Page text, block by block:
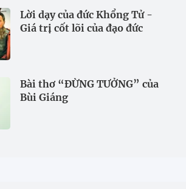
Lời dạy của đức Khổng Tử -
Giá trị cốt lõi của đạo đức
Bài thơ “ĐỪNG TƯỞNG” của
Bùi Giáng